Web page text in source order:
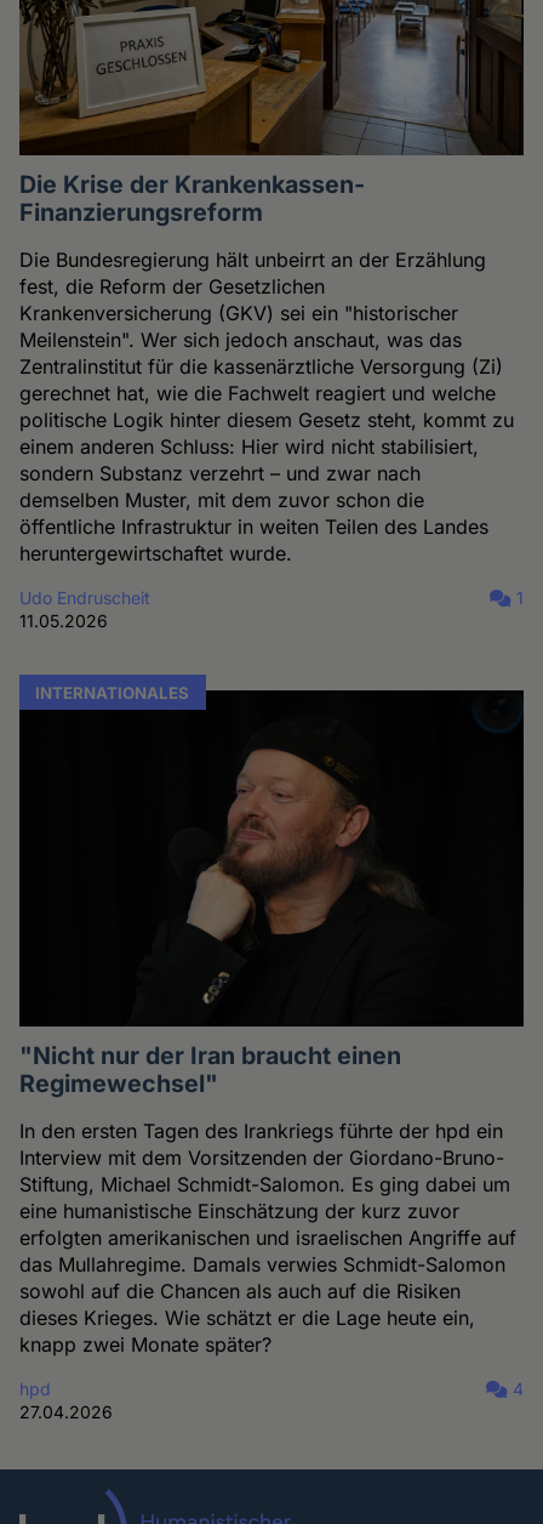
Die Krise der Krankenkassen-
Finanzierungsreform
Die Bundesregierung hält unbeirrt an der Erzählung
fest, die Reform der Gesetzlichen
Krankenversicherung (GKV) sei ein "historischer
Meilenstein". Wer sich jedoch anschaut, was das
Zentralinstitut für die kassenärztliche Versorgung (Zi)
gerechnet hat, wie die Fachwelt reagiert und welche
politische Logik hinter diesem Gesetz steht, kommt zu
einem anderen Schluss: Hier wird nicht stabilisiert,
sondern Substanz verzehrt – und zwar nach
demselben Muster, mit dem zuvor schon die
öffentliche Infrastruktur in weiten Teilen des Landes
heruntergewirtschaftet wurde.
Udo Endruscheit
11.05.2026
1
INTERNATIONALES
"Nicht nur der Iran braucht einen
Regimewechsel"
In den ersten Tagen des Irankriegs führte der hpd ein
Interview mit dem Vorsitzenden der Giordano-Bruno-
Stiftung, Michael Schmidt-Salomon. Es ging dabei um
eine humanistische Einschätzung der kurz zuvor
erfolgten amerikanischen und israelischen Angriffe auf
das Mullahregime. Damals verwies Schmidt-Salomon
sowohl auf die Chancen als auch auf die Risiken
dieses Krieges. Wie schätzt er die Lage heute ein,
knapp zwei Monate später?
hpd
27.04.2026
4